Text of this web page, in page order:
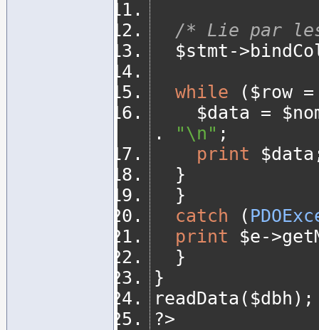
/* Lie par les
	$stmt
->
while
( $row =
	  $data
=
.
"\n" ;
print $data
}
}
catch
(
print $e->
}
}
readData ( $dbh );
?>